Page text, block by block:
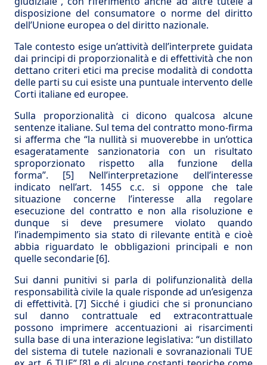
disposizione del consumatore o norme del diritto
dell’Unione europea o del diritto nazionale.
Tale contesto esige un’attività dell’interprete guidata
dai principi di proporzionalità e di effettività che non
dettano criteri etici ma precise modalità di condotta
delle parti su cui esiste una puntuale intervento delle
Corti italiane ed europee.
Sulla proporzionalità ci dicono qualcosa alcune
sentenze italiane. Sul tema del contratto mono-firma
si afferma che “la nullità si muoverebbe in un’ottica
esageratamente sanzionatoria con un risultato
sproporzionato rispetto alla funzione della
forma”.
[5] Nell’interpretazione dell’interesse
indicato nell’art. 1455 c.c. si oppone che tale
situazione concerne l’interesse alla regolare
esecuzione del contratto e non alla risoluzione e
dunque si deve presumere violato quando
l’inadempimento sia stato di rilevante entità e cioè
abbia riguardato le obbligazioni principali e non
quelle secondarie[6].
Sui danni punitivi si parla di polifunzionalità della
responsabilità civile la quale risponde ad un’esigenza
di effettività. [7] Sicché i giudici che si pronunciano
sul danno contrattuale ed extracontrattuale
possono imprimere accentuazioni ai risarcimenti
sulla base di una interazione legislativa: “un distillato
del sistema di tutele nazionali e sovranazionali TUE